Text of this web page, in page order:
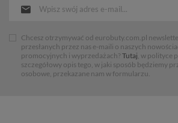
Chcesz otrzymywać od eurobuty.com.pl
przesłanych przez nas e-maili o naszych
promocyjnych i wyprzedażach? Tutaj, w polityce
szczegółowy opis tego, w jaki sposób będziemy
osobowe, przekazane nam w formularzu.